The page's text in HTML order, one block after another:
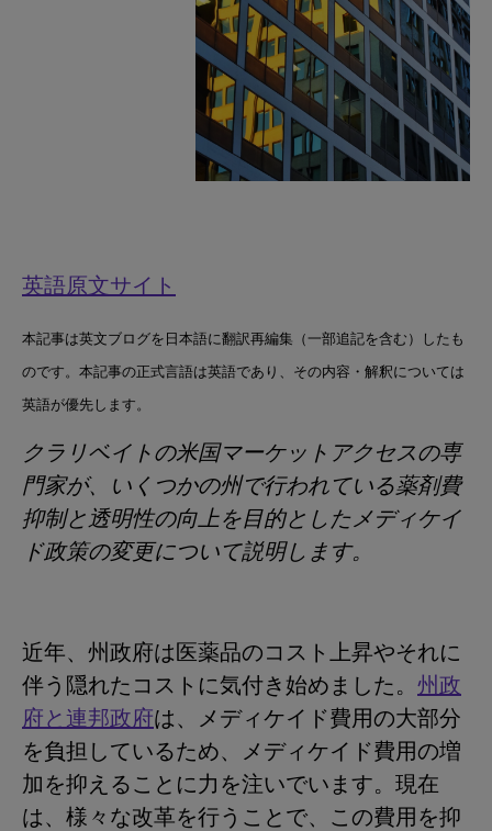
英語原文サイト
本記事は英文ブログを日本語に翻訳再編集（一部追記を含む）したも
のです。本記事の正式言語は英語であり、その内容・解釈については
英語が優先します。
クラリベイトの米国マーケットアクセスの専
門家が、いくつかの州で行われている薬剤費
抑制と透明性の向上を目的としたメディケイ
ド政策の変更について説明します。
近年、州政府は医薬品のコスト上昇やそれに
伴う隠れたコストに気付き始めました。 州政
府と連邦政府は、メディケイド費用の大部分
を負担しているため、メディケイド費用の増
加を抑えることに力を注いでいます。現在
は、様々な改革を行うことで、この費用を抑